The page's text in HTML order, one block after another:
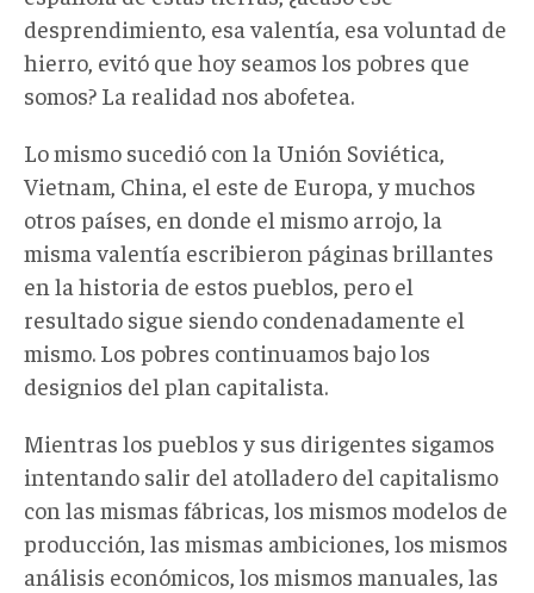
desprendimiento, esa valentía, esa voluntad de
hierro, evitó que hoy seamos los pobres que
somos? La realidad nos abofetea.
Lo mismo sucedió con la Unión Soviética,
Vietnam, China, el este de Europa, y muchos
otros países, en donde el mismo arrojo, la
misma valentía escribieron páginas brillantes
en la historia de estos pueblos, pero el
resultado sigue siendo condenadamente el
mismo. Los pobres continuamos bajo los
designios del plan capitalista.
Mientras los pueblos y sus dirigentes sigamos
intentando salir del atolladero del capitalismo
con las mismas fábricas, los mismos modelos de
producción, las mismas ambiciones, los mismos
análisis económicos, los mismos manuales, las